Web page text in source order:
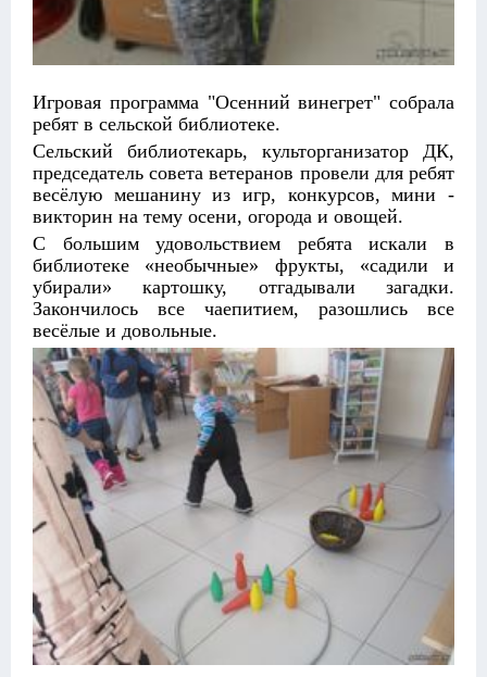
Игровая программа "Осенний винегрет" собрала
ребят в сельской библиотеке.
Сельский библиотекарь, культорганизатор ДК,
председатель совета ветеранов провели для ребят
весёлую мешанину из игр, конкурсов, мини -
викторин на тему осени, огорода и овощей.
С большим удовольствием ребята искали в
библиотеке «необычные» фрукты, «садили и
убирали» картошку, отгадывали загадки.
Закончилось все чаепитием, разошлись все
весёлые и довольные.